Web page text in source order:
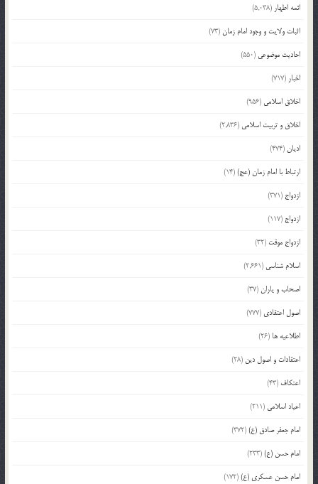
ائمه اطهار (5,038)
اثبات ولایت و وجود امام زمان(73)
احادیث موضوعی (550)
اخبار (717)
اخلاق اسلامی (956)
اخلاق و تربیت اسلامی (2,836)
ادیان(474)
ارتباط با امام زمان (عج)(14)
ازدواج (371)
ازدواج (117)
ازدواج موقت (32)
اسلام شناسی (2,661)
اصحاب و یاران(37)
اصول اعتقادی (777)
اطلاعیه ها (26)
اعتقادات و اصول دین (28)
اعتکاف (43)
اعیاد اسلامی (211)
امام جعفر صادق (ع)(372)
امام حسن (ع)(233)
امام حسن عسکری (ع)(172)